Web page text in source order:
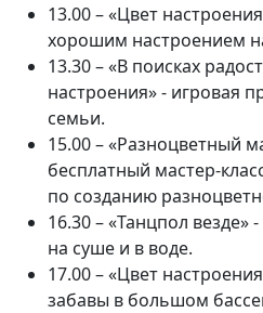
13.00 – «Цвет
хорошим настроением
13.30 – «В поисках
настроения» - игровая
семьи.
15.00 – «Разноцветный
бесплатный мастер-
по созданию
16.30 – «Танцпол везде»
на суше и в воде.
17.00 – «Цвет
забавы в большом